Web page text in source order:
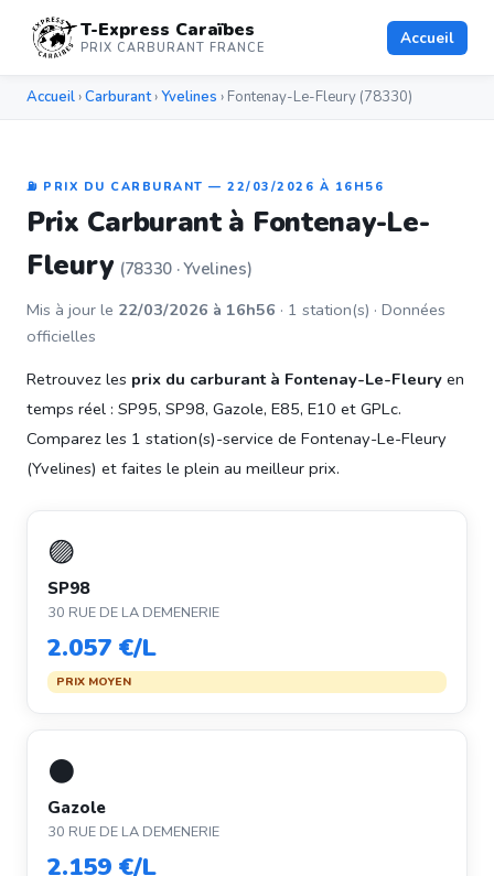
T-Express Caraïbes
PRIX CARBURANT FRANCE Accueil
Accueil ›Carburant›Yvelines › Fontenay-Le-Fleury (78330)
⛽ PRIX DU CARBURANT — 22/03/2026 À 16H56
Prix Carburant à Fontenay-Le-
Fleury (78330 · Yvelines)
Mis à jour le 22/03/2026 à 16h56 · 1 station(s) · Données
officielles
Retrouvez les prix du carburant à Fontenay-Le-Fleury en
temps réel : SP95, SP98, Gazole, E85, E10 et GPLc.
Comparez les 1 station(s)-service de Fontenay-Le-Fleury
(Yvelines) et faites le plein au meilleur prix.
🟣
SP98
30 RUE DE LA DEMENERIE
2.057 €/L
PRIX MOYEN
⚫
Gazole
30 RUE DE LA DEMENERIE
2.159 €/L